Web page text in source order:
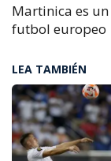
Martinica es
futbol europeo
LEA TAMBIÉN